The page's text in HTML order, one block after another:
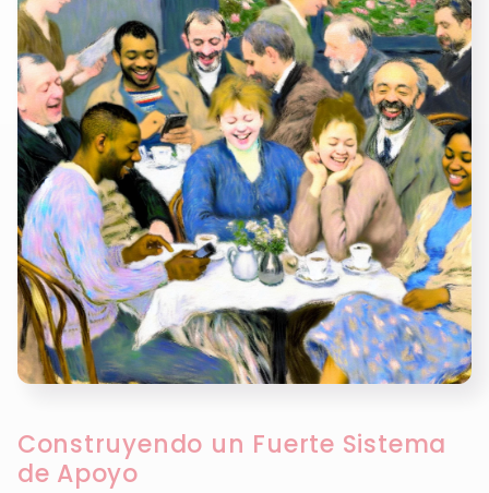
Construyendo un Fuerte Sistema
de Apoyo